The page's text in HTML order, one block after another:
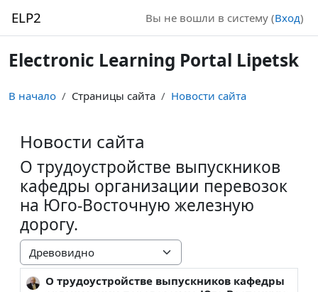
ELP2 Вы не вошли в систему (Вход)
Electronic Learning Portal Lipetsk
В начало Страницы сайта Новости сайта
Новости сайта
О трудоустройстве выпускников
кафедры организации перевозок
на Юго-Восточную железную
дорогу.
Режим отображения
О трудоустройстве выпускников кафедры
Количество ответов: 0